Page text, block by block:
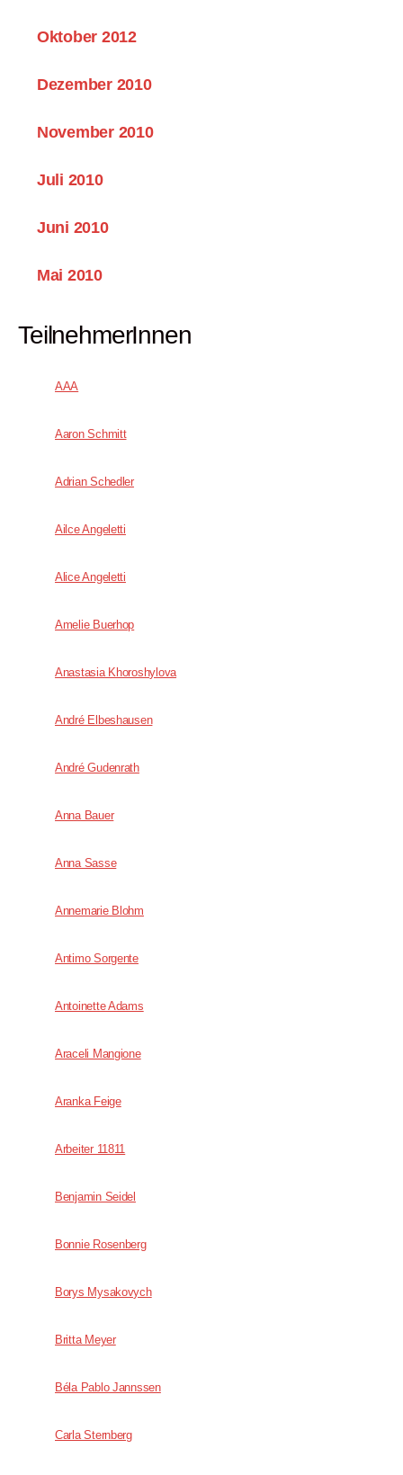
Oktober 2012
Dezember 2010
November 2010
Juli 2010
Juni 2010
Mai 2010
TeilnehmerInnen
AAA
Aaron Schmitt
Adrian Schedler
Ailce Angeletti
Alice Angeletti
Amelie Buerhop
Anastasia Khoroshylova
André Elbeshausen
André Gudenrath
Anna Bauer
Anna Sasse
Annemarie Blohm
Antimo Sorgente
Antoinette Adams
Araceli Mangione
Aranka Feige
Arbeiter 11811
Benjamin Seidel
Bonnie Rosenberg
Borys Mysakovych
Britta Meyer
Béla Pablo Jannssen
Carla Sternberg